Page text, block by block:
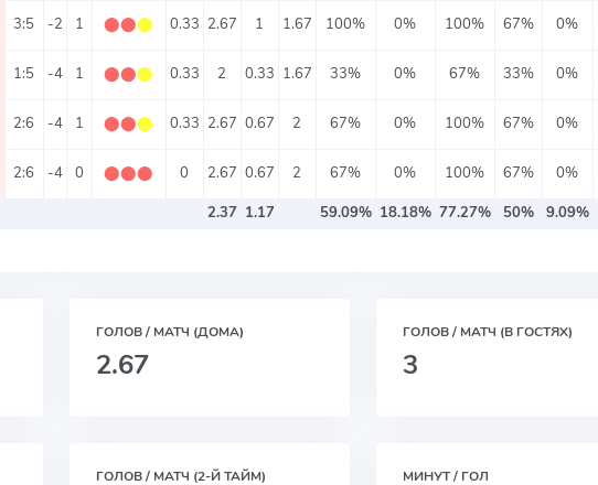
3:5 -2 1 ⬤⬤⬤ 0.33 2.67 1 1.67 100% 0% 100% 67% 0%
1:5 -4 1 ⬤⬤⬤ 0.33 2 0.33 1.67 33% 0% 67% 33% 0%
2:6 -4 1 ⬤⬤⬤ 0.33 2.67 0.67 2 67% 0% 100% 67% 0%
2:6 -4 0 ⬤⬤⬤ 0 2.67 0.67 2 67% 0% 100% 67% 0%
2.37 1.17 59.09% 18.18% 77.27% 50% 9.09%
ГОЛОВ / МАТЧ (ДОМА)
2.67
ГОЛОВ / МАТЧ (В ГОСТЯХ)
3
ГОЛОВ / МАТЧ (2-Й ТАЙМ) МИНУТ / ГОЛ